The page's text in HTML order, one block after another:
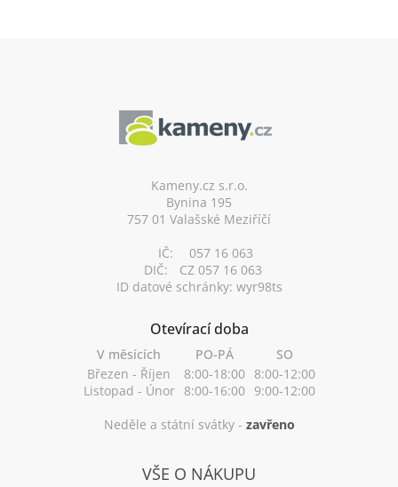
Kameny.cz s.r.o.
Bynina 195
757 01 Valašské Meziříčí
IČ:
057 16 063
DIČ:
CZ 057 16 063
ID datové schránky: wyr98ts
Otevírací doba
V měsících PO-PÁ
SO
Březen - Říjen
8:00-18:00 8:00-12:00
Listopad - Únor 8:00-16:00 9:00-12:00
Neděle a státní svátky - zavřeno
VŠE O NÁKUPU